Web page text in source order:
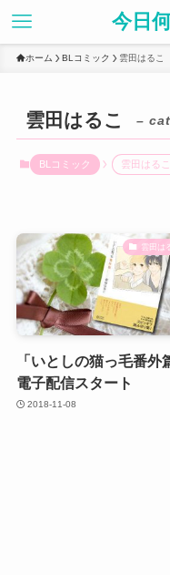
今日
ホーム BLコミック 雲田はるこ
雲田はるこ –
BLコミック 雲田はるこ
雲田は
「いとしの猫っ毛番外
電子配信スタート
2018-11-08